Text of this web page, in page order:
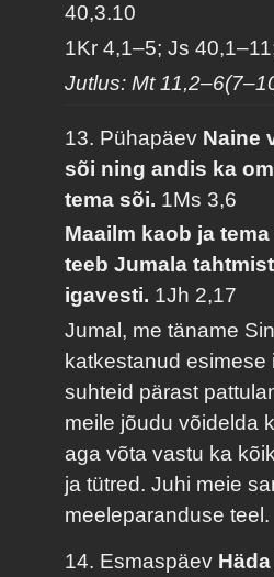
40,3.10
1Kr 4,1–5; Js
Jutlus: Mt
13. Pühapäev Naine
sõi ning andis ka
tema sõi. 1Ms 3,6
Maailm kaob ja
teeb Jumala
igavesti. 1Jh 2,17
Jumal, me täname
katkestanud esimese
suhteid pärast
meile jõudu võidelda
aga võta vastu ka
ja tütred. Juhi meie
meeleparanduse teel.
14. Esmaspäev